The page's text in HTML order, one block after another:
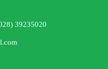
39235020